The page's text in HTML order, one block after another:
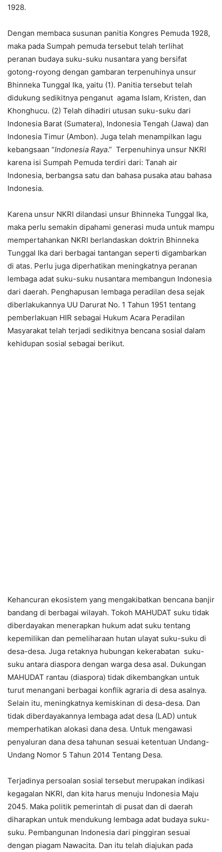
1928.
Dengan membaca susunan panitia Kongres Pemuda 1928,
maka pada Sumpah pemuda tersebut telah terlihat
peranan budaya suku-suku nusantara yang bersifat
gotong-royong dengan gambaran terpenuhinya unsur
Bhinneka Tunggal Ika, yaitu (1). Panitia tersebut telah
didukung sedikitnya penganut agama Islam, Kristen, dan
Khonghucu. (2) Telah dihadiri utusan suku-suku dari
Indonesia Barat (Sumatera), Indonesia Tengah (Jawa) dan
Indonesia Timur (Ambon). Juga telah menampilkan lagu
kebangsaan “Indonesia Raya.” Terpenuhinya unsur NKRI
karena isi Sumpah Pemuda terdiri dari: Tanah air
Indonesia, berbangsa satu dan bahasa pusaka atau bahasa
Indonesia.
Karena unsur NKRI dilandasi unsur Bhinneka Tunggal Ika,
maka perlu semakin dipahami generasi muda untuk mampu
mempertahankan NKRI berlandaskan doktrin Bhinneka
Tunggal Ika dari berbagai tantangan seperti digambarkan
di atas. Perlu juga diperhatikan meningkatnya peranan
lembaga adat suku-suku nusantara membangun Indonesia
dari daerah. Penghapusan lembaga peradilan desa sejak
diberlakukannya UU Darurat No. 1 Tahun 1951 tentang
pemberlakuan HIR sebagai Hukum Acara Peradilan
Masyarakat telah terjadi sedikitnya bencana sosial dalam
kehidupan sosial sebagai berikut.
Kehancuran ekosistem yang mengakibatkan bencana banjir
bandang di berbagai wilayah. Tokoh MAHUDAT suku tidak
diberdayakan menerapkan hukum adat suku tentang
kepemilikan dan pemeliharaan hutan ulayat suku-suku di
desa-desa. Juga retaknya hubungan kekerabatan suku-
suku antara diaspora dengan warga desa asal. Dukungan
MAHUDAT rantau (diaspora) tidak dikembangkan untuk
turut menangani berbagai konflik agraria di desa asalnya.
Selain itu, meningkatnya kemiskinan di desa-desa. Dan
tidak diberdayakannya lembaga adat desa (LAD) untuk
memperhatikan alokasi dana desa. Untuk mengawasi
penyaluran dana desa tahunan sesuai ketentuan Undang-
Undang Nomor 5 Tahun 2014 Tentang Desa.
Terjadinya persoalan sosial tersebut merupakan indikasi
kegagalan NKRI, dan kita harus menuju Indonesia Maju
2045. Maka politik pemerintah di pusat dan di daerah
diharapkan untuk mendukung lembaga adat budaya suku-
suku. Pembangunan Indonesia dari pinggiran sesuai
dengan piagam Nawacita. Dan itu telah diajukan pada